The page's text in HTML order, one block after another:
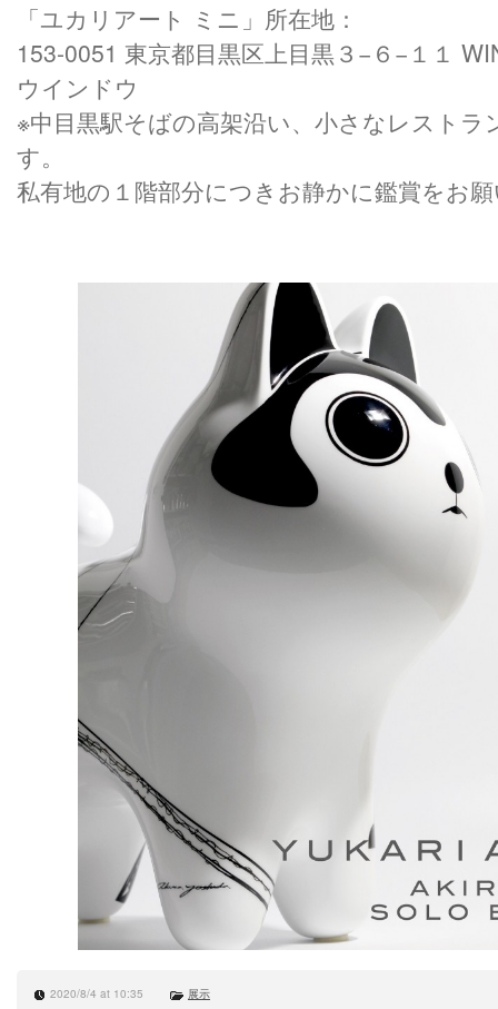
「ユカリアート ミニ」所在地：
153-0051 東京都目黒区上目黒３−６−１１
ウインドウ
※中目黒駅そばの高架沿い、小さなレスト
す。
私有地の１階部分につきお静かに鑑賞をお
2020/8/4 at 10:35 展示